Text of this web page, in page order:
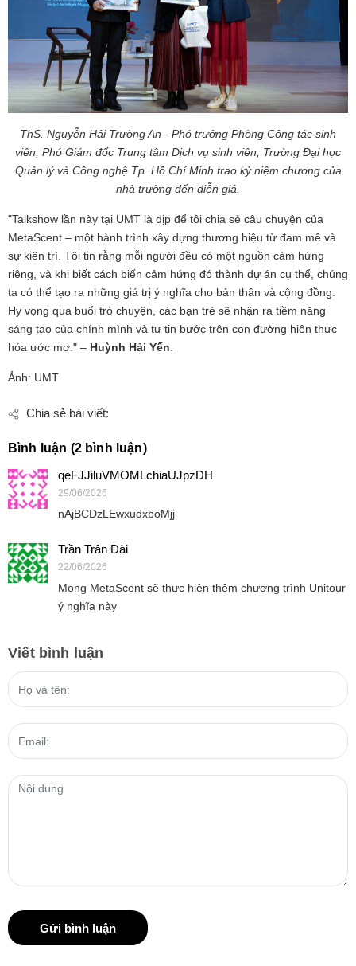
ThS. Nguyễn Hải Trường An - Phó trưởng Phòng Công tác sinh
viên, Phó Giám đốc Trung tâm Dịch vụ sinh viên, Trường Đại học
Quản lý và Công nghệ Tp. Hồ Chí Minh trao kỷ niệm chương của
nhà trường đến diễn giả.
"Talkshow lần này tại UMT là dịp để tôi chia sẻ câu chuyện của
MetaScent – một hành trình xây dựng thương hiệu từ đam mê và
sự kiên trì. Tôi tin rằng mỗi người đều có một nguồn cảm hứng
riêng, và khi biết cách biến cảm hứng đó thành dự án cụ thể, chúng
ta có thể tạo ra những giá trị ý nghĩa cho bản thân và cộng đồng.
Hy vọng qua buổi trò chuyện, các bạn trẻ sẽ nhận ra tiềm năng
sáng tạo của chính mình và tự tin bước trên con đường hiện thực
hóa ước mơ." – Huỳnh Hải Yến.
Ảnh: UMT
Chia sẻ bài viết:
Bình luận (2 bình luận)
qeFJJiluVMOMLchiaUJpzDH
29/06/2026
nAjBCDzLEwxudxboMjj
Trần Trân Đài
22/06/2026
Mong MetaScent sẽ thực hiện thêm chương trình Unitour
ý nghĩa này
Viết bình luận
Gửi bình luận